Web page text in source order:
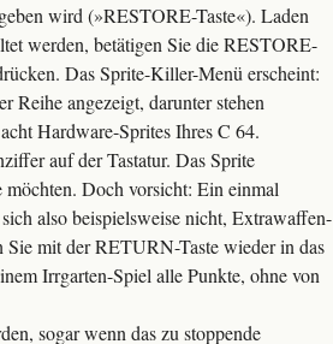
wird (»RESTORE-Taste«). Laden
werden, betätigen Sie die RESTORE-
Das Sprite-Killer-Menü erscheint:
Reihe angezeigt, darunter stehen
Hardware-Sprites Ihres C 64.
auf der Tastatur. Das Sprite
Doch vorsicht: Ein einmal
also beispielsweise nicht, Extrawaffen-
Sie mit der RETURN-Taste wieder in das
Irrgarten-Spiel alle Punkte, ohne von
sogar wenn das zu stoppende